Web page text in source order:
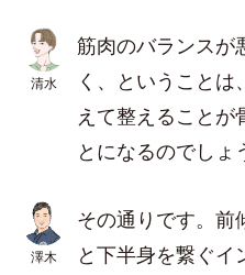
清水
筋肉のバランスが
く、ということ
えて整えることが
とになるのでしょ
澤木
その通りです。前
と下半身を繋ぐイ